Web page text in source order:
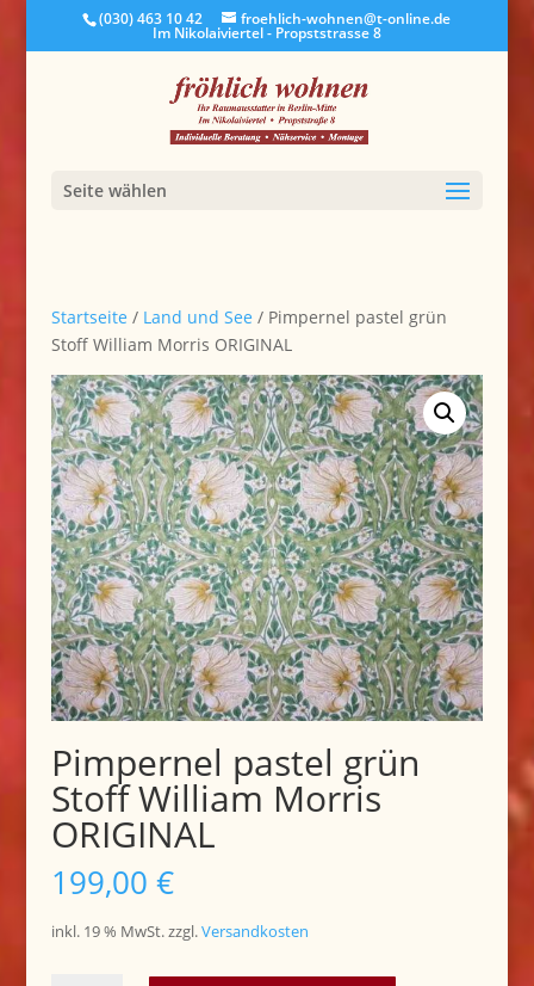
(030) 463 10 42 froehlich-wohnen@t-online.de
Im Nikolaiviertel - Propststrasse 8
Seite wählen
Startseite / Land und See / Pimpernel pastel grün
Stoff William Morris ORIGINAL
Pimpernel pastel grün
Stoff William Morris
ORIGINAL
199,00 €
inkl. 19 % MwSt. zzgl.Versandkosten